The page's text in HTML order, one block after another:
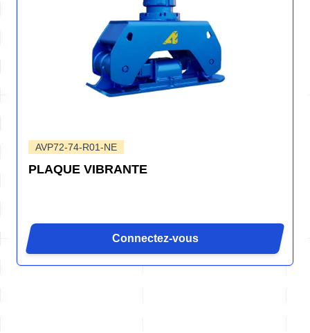
AVP72-74-R01-NE
PLAQUE VIBRANTE
Connectez-vous